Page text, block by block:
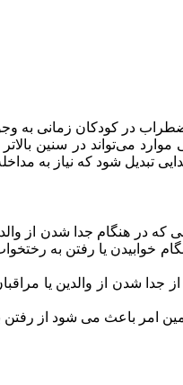
در کودکان زمانی به وجود
در کودکان بین 6 ماه تا 3 سال، دیده می‌شود،
تبدیل شود که نیاز به
گریه و بی‌قراری نمود می کند. به شکلی
یا رفتن به
بترسد و از جدا شدن از